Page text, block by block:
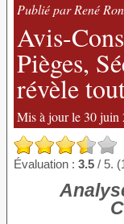
Publié par René
Avis-
Pièges,
révèle
Mis à jour le 30 juin
Évaluation : 3.5 / 5.